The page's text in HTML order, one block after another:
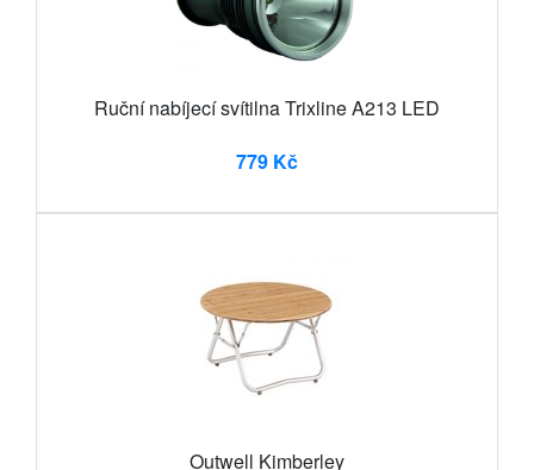
Ruční nabíjecí svítilna Trixline A213 LED
779 Kč
Outwell Kimberley